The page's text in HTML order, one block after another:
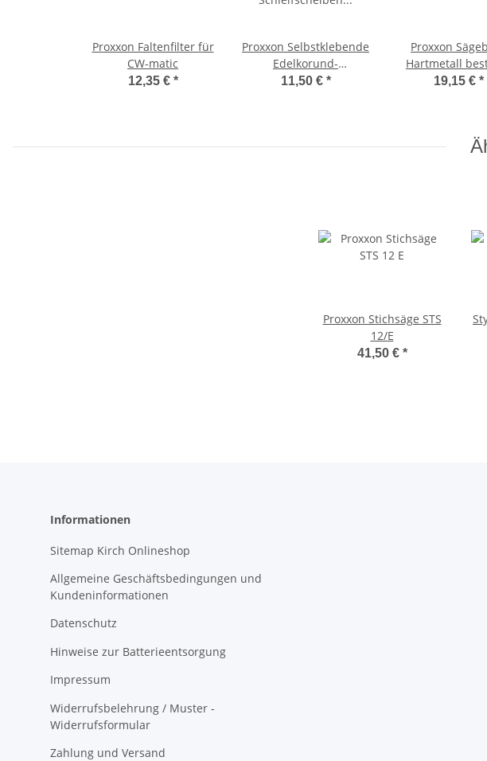
Proxxon Faltenfilter für
CW-matic
12,35 € *
Proxxon Selbstklebende
Edelkorund-
Schleifscheiben für TSG
11,50 € *
Proxxon
Hartmetall
19,15 € *
Proxxon Stichsäge STS
12/E
41,50 € *
Informationen
Sitemap Kirch Onlineshop
Allgemeine Geschäftsbedingungen und
Kundeninformationen
Datenschutz
Hinweise zur Batterieentsorgung
Impressum
Widerrufsbelehrung / Muster -
Widerrufsformular
Zahlung und Versand